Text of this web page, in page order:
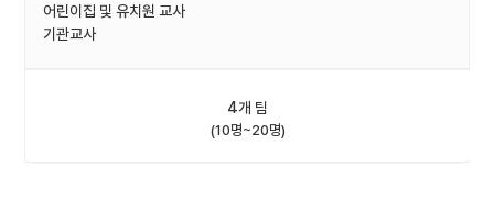
어린이집 및 유치원 교사
기관교사
4개 팀
(10명~20명)